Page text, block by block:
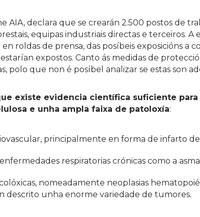
AIA, declara que se crearán 2.500 postos de
equipas industriais directas e terceiros.
roldas de prensa, das posíbeis exposicións a
expostos. Canto ás medidas de
polo que non é posíbel analizar se estas son
existe evidencia científica suficiente
e unha ampla faixa de patoloxía:
principalmente en forma de infarto
respiratorias crónicas como a asma
nomeadamente neoplasias
descrito unha enorme variedade de tumores.